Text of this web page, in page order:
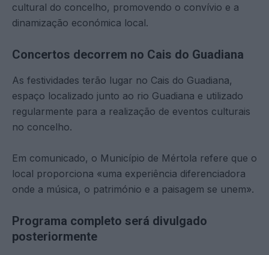
cultural do concelho, promovendo o convívio e a
dinamização económica local.
Concertos decorrem no Cais do Guadiana
As festividades terão lugar no Cais do Guadiana,
espaço localizado junto ao rio Guadiana e utilizado
regularmente para a realização de eventos culturais
no concelho.
Em comunicado, o Município de Mértola refere que o
local proporciona «uma experiência diferenciadora
onde a música, o património e a paisagem se unem».
Programa completo será divulgado
posteriormente